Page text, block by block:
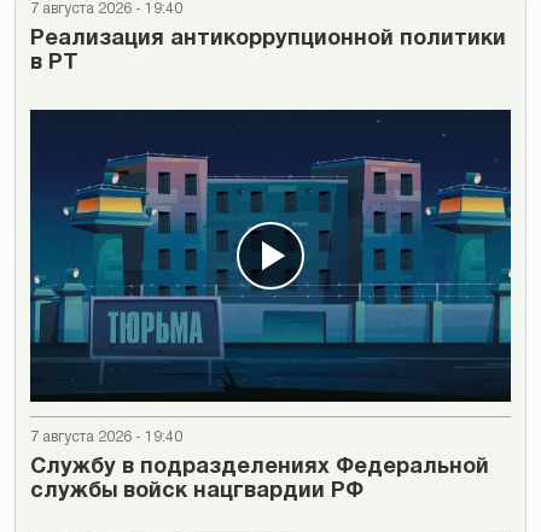
7 августа 2026 - 19:40
Реализация антикоррупционной политики
в РТ
7 августа 2026 - 19:40
Cлужбу в подразделениях Федеральной
службы войск нацгвардии РФ